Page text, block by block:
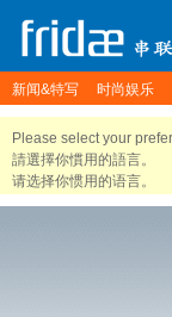
新闻&特写 时尚娱乐
Please select your
請選擇你慣用的語言。
请选择你惯用的语言。